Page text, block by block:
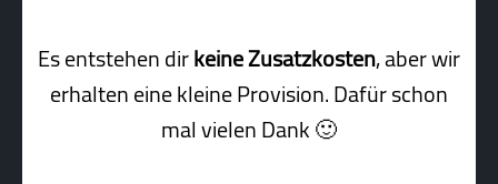
Es entstehen dirkeine Zusatzkosten, aber wir
erhalten eine kleine Pro­vi­sion. Dafür schon
mal vielen Dank 🙂